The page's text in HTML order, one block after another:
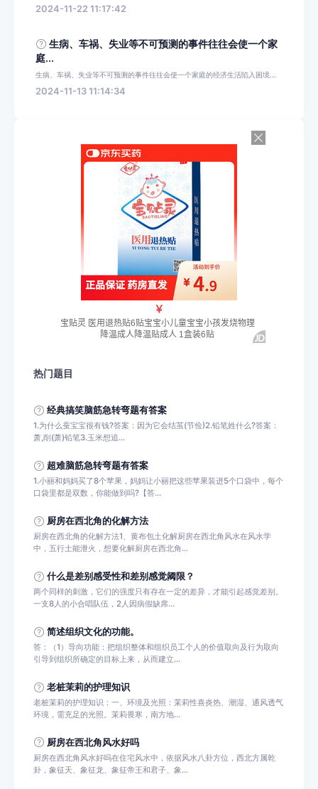
2024-11-22 11:17:42
生病、车祸、失业等不可预测的事件往往会使一个家
庭...
生病、车祸、失业等不可预测的事件往往会使一个家庭的经济生活陷入困境...
2024-11-13 11:14:34
热门题目
经典搞笑脑筋急转弯题有答案
1.为什么蚕宝宝很有钱?答案：因为它会结茧(节俭)2.铅笔姓什么?答案：
萧,削(萧)铅笔3.玉米想追...
超难脑筋急转弯题有答案
1.小丽和妈妈买了8个苹果，妈妈让小丽把这些苹果装进5个口袋中，每个
口袋里都是双数，你能做到吗?【答...
厨房在西北角的化解方法
厨房在西北角的化解方法1、黄布包土化解厨房在西北角风水在风水学
中，五行土能泄火，想要化解厨房在西北角...
什么是差别感受性和差别感觉阈限？
两个同样的刺激，它们的强度只有存在一定的差异，才能引起感觉差别。
一支8人的小合唱队伍，2人因病假缺席...
简述组织文化的功能。
答：（1）导向功能：把组织整体和组织员工个人的价值取向及行为取向
引导到组织所确定的目标上来，从而建立...
老桩茉莉的护理知识
老桩茉莉的护理知识：一、环境及光照：茉莉性喜炎热、潮湿、通风透气
环境，需充足的光照。茉莉畏寒，南方地...
厨房在西北角风水好吗
厨房在西北角风水好吗在住宅风水中，依据风水八卦方位，西北方属乾
卦，象征天、象征龙、象征帝王和君子、象...